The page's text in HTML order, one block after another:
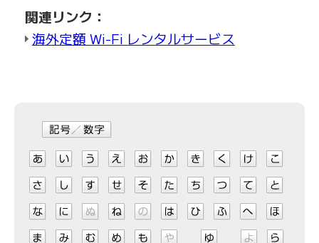
関連リンク：
海外定額 Wi-Fi レンタルサービス